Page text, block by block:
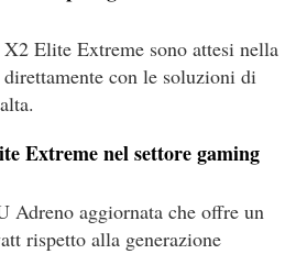
Elite Extreme sono attesi nella
con le soluzioni di
Extreme nel settore gaming
Adreno aggiornata che offre un
rispetto alla generazione